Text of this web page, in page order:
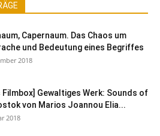
Capernaum. Das Chaos um
und Bedeutung eines Begriffes
2018
Filmbox] Gewaltiges Werk: Sounds of
von Marios Joannou Elia...
2018